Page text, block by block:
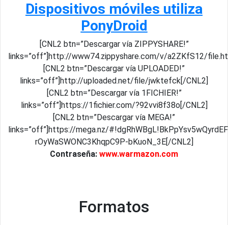
Dispositivos móviles utiliza
PonyDroid
[CNL2 btn=”Descargar vía ZIPPYSHARE!”
links=”off”]http://www74.zippyshare.com/v/a2ZKfS12/
[CNL2 btn=”Descargar vía UPLOADED!”
links=”off”]http://uploaded.net/file/jwktefck[/CNL2]
[CNL2 btn=”Descargar vía 1FICHIER!”
links=”off”]https://1fichier.com/?92vvi8f38o[/CNL2]
[CNL2 btn=”Descargar vía MEGA!”
links=”off”]https://mega.nz/
rOyWaSWONC3KhqpC9P-bKuoN_3E[/CNL2]
Contraseña: www.warmazon.com
Formatos